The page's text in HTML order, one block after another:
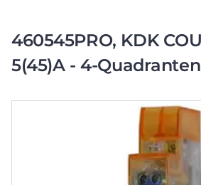
460545PRO, KDK
5(45)A - 4-